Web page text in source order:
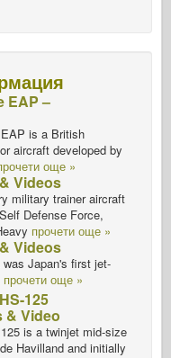
EAP –
is a British
aircraft developed by
още »
Videos
military trainer aircraft
Defense Force,
прочети още »
Videos
Japan's first jet-
прочети още »
125
& Video
is a twinjet mid-size
Havilland and initially